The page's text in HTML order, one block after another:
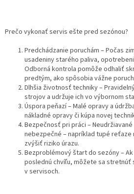
Prečo vykonať servis ešte pred sezónou?
Predchádzanie poruchám – Počas
usadeniny starého paliva,
Odborná kontrola pomôže odhaliť
predtým, ako spôsobia vážne
Dlhšia životnosť techniky –
strojov a udržuje ich vo výbornom
Úspora peňazí – Malé opravy a
nákladné opravy či kúpa novej
Bezpečnosť pri práci –
nebezpečné – napríklad tupé reťaze
zvýšiť riziko úrazu.
Bezproblémový štart do sezóny –
poslednú chvíľu, môžete sa stretnúť
v servisoch.